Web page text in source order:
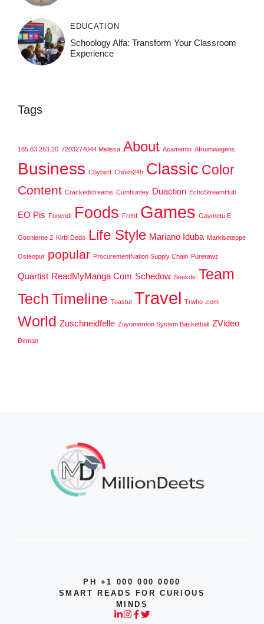
EDUCATION
Schoology Alfa: Transform Your Classroom
Experience
Tags
185.63.263.20 7203274044 Melissa About Acamento Afruimwagens
Business Cbybxrf Chóim24h Classic Color
Content Crackedstreams Cumhuritey Duaction EchoStreamHub
EO Pis Fonendi Foods Frehf Games Gaymetu E
Goonierne 2 Kirbi Dedo Life Style Mariano Iduba Markiseteppe
Osteopur popular ProcurementNation Supply Chain Purerawz
Quartist ReadMyManga Com Schedow Seekde Team
Tech Timeline Toastul Travel Trwho .com
World Zuschneidfelle Zuyomernon System Basketball ZVideo
Đeman
PH +1 000 000 0000
SMART READS FOR CURIOUS
MINDS